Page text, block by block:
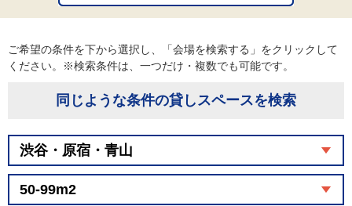
ご希望の条件を下から選択し、「会場を検索する」をクリックして
ください。※検索条件は、一つだけ・複数でも可能です。
同じような条件の貸しスペースを検索